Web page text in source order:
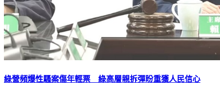
綠營頻爆性騷案傷年輕票 綠高層親拆彈盼重獲人民信心